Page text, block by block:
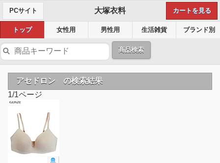
PCサイト 大塚衣料 カートを見る
トップ 女性用 男性用 生活雑貨 ブランド別
商品検索
アセドロン の検索結果
1/1ページ